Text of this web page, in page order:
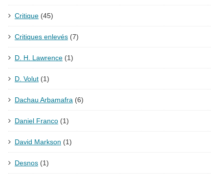
Critique (45)
Critiques enlevés (7)
D. H. Lawrence (1)
D. Volut (1)
Dachau Arbamafra (6)
Daniel Franco (1)
David Markson (1)
Desnos (1)